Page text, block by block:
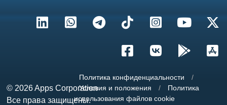
© 2026Apps Corporation
Все права защищены.
Политика конфиденциальности
/
Условия и положения
/
Политика
использования файлов cookie